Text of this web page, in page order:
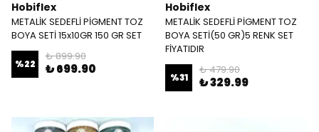
Hobiflex
METALİK SEDEFLİ PİGMENT TOZ
BOYA SETİ 15x10GR 150 GR SET
%22
₺ 899.90
₺ 699.90
Hobiflex
METALİK SEDEFLİ PİGMENT TOZ
BOYA SETİ(50 GR)5 RENK SET
FİYATIDIR
%31
₺ 479.90
₺ 329.99